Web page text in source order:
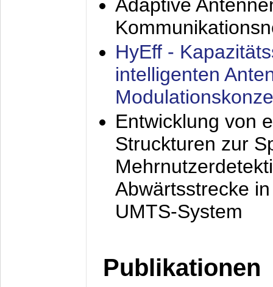
Adaptive
HyEff -
intelligenten
Entwicklung von
Struckturen zur
Abwärtsstrecke
UMTS-System
Publikationen